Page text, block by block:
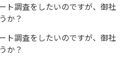
ト調査をしたいのですが、御社
か？
ト調査をしたいのですが、御社
か？